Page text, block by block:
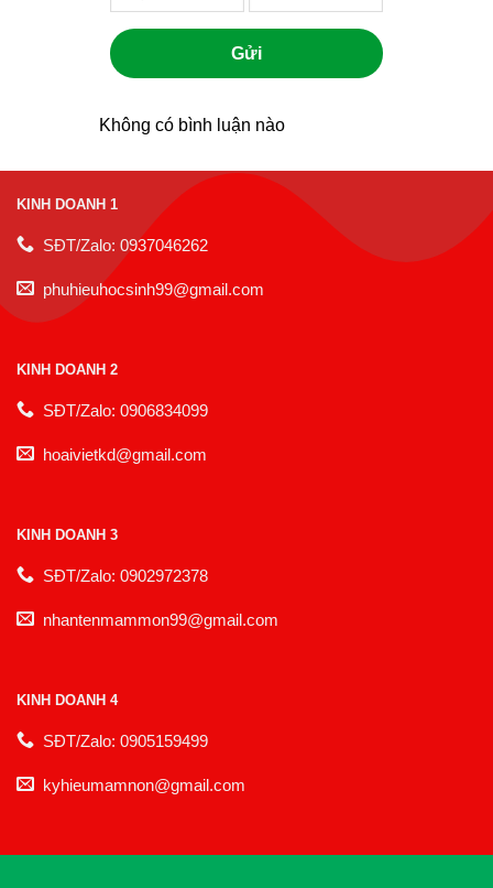
Gửi
Không có bình luận nào
KINH DOANH 1
SĐT/Zalo: 0937046262
phuhieuhocsinh99@gmail.com
KINH DOANH 2
SĐT/Zalo: 0906834099
hoaivietkd@gmail.com
KINH DOANH 3
SĐT/Zalo: 0902972378
nhantenmammon99@gmail.com
KINH DOANH 4
SĐT/Zalo: 0905159499
kyhieumamnon@gmail.com